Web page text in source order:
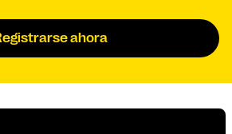
ahora